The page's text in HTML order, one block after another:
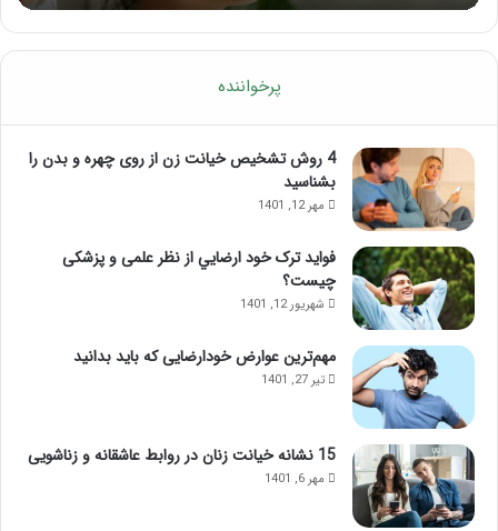
پرخواننده
4 روش تشخیص خیانت زن از روی چهره و بدن را
بشناسید
مهر 12, 1401
فواید ترک خود ارضايي از نظر علمی و پزشکی
چیست؟
شهریور 12, 1401
مهم‌ترین عوارض خودارضایی که باید بدانید
تیر 27, 1401
15 نشانه خیانت زنان در روابط عاشقانه و زناشویی
مهر 6, 1401